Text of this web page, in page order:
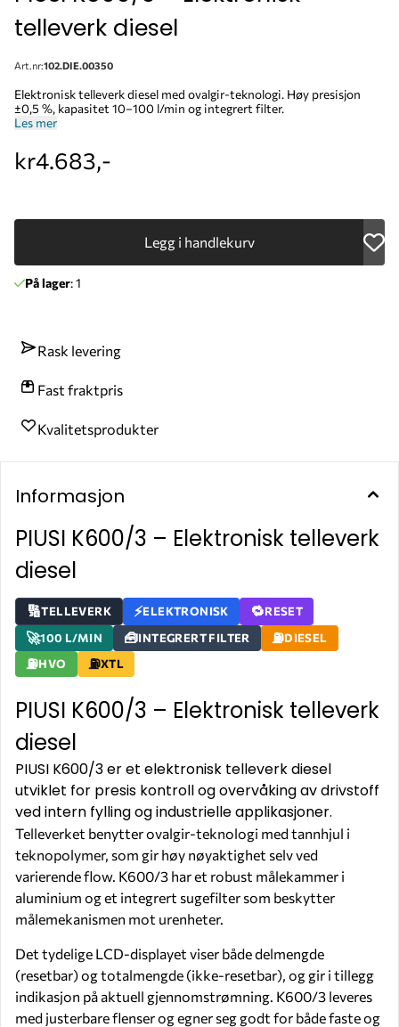
telleverk diesel
Art.nr:102.DIE.00350
Elektronisk telleverk diesel med ovalgir-teknologi. Høy presisjon
±0,5 %, kapasitet 10–100 l/min og integrert filter.
Les mer
kr4.683,-
Legg i handlekurv
På lager: 1
Rask levering
Fast fraktpris
Kvalitetsprodukter
Informasjon
PIUSI K600/3 – Elektronisk telleverk
diesel
TELLEVERK ELEKTRONISK
RESET
100 L/MIN
INTEGRERT FILTER
DIESEL
HVO
XTL
PIUSI K600/3 – Elektronisk telleverk
diesel
PIUSI K600/3 er et elektronisk telleverk diesel
utviklet for presis kontroll og overvåking av drivstoff
ved intern fylling og industrielle applikasjoner.
Telleverket benytter ovalgir-teknologi med tannhjul i
teknopolymer, som gir høy nøyaktighet selv ved
varierende flow. K600/3 har et robust målekammer i
aluminium og et integrert sugefilter som beskytter
målemekanismen mot urenheter.
Det tydelige LCD-displayet viser både delmengde
(resetbar) og totalmengde (ikke-resetbar), og gir i tillegg
indikasjon på aktuell gjennomstrømning. K600/3 leveres
med justerbare flenser og egner seg godt for både faste og